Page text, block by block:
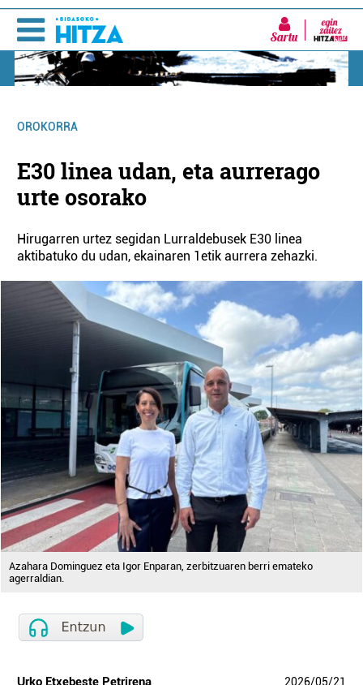
Sartu
OROKORRA
E30 linea udan, eta aurrerago
urte osorako
Hirugarren urtez segidan Lurraldebusek E30 linea
aktibatuko du udan, ekainaren 1etik aurrera zehazki.
Azahara Dominguez eta Igor Enparan, zerbitzuaren berri emateko
agerraldian.
Urko Etxebeste Petrirena 2026/05/21